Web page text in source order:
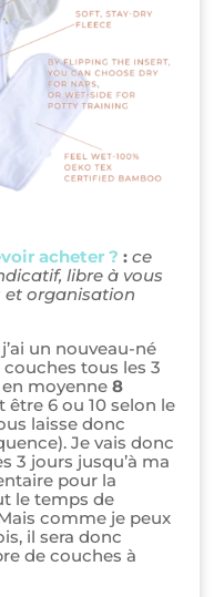
acheter ? : ce
libre à vous
et organisation
un nouveau-né
couches tous les 3
moyenne 8
6 ou 10 selon le
laisse donc
Je vais donc
3 jours jusqu’à ma
pour la
le temps de
comme je peux
il sera donc
de couches à